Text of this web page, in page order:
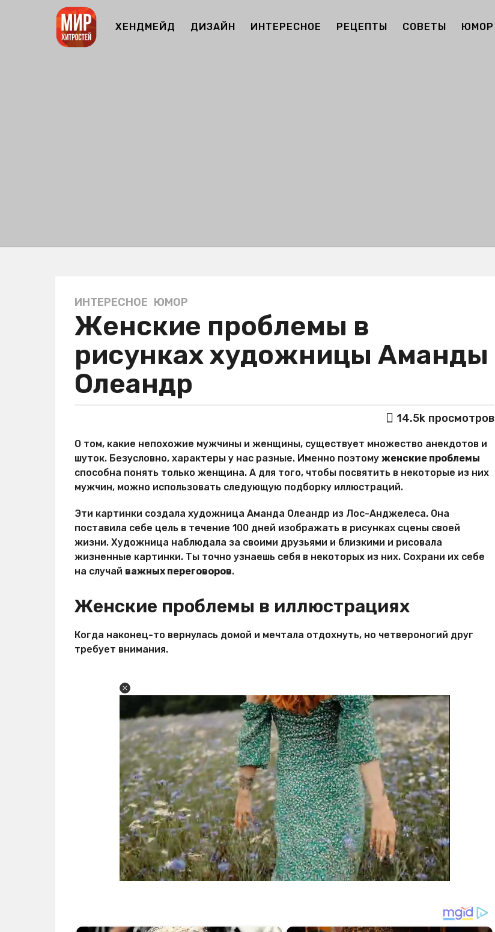
ХЕНДМЕЙД ДИЗАЙН ИНТЕРЕСНОЕ РЕЦЕПТЫ СОВЕТЫ ЮМОР
5
л
е
g
o
т
a
g
o
ИНТЕРЕСНОЕ ,ЮМОР
Женские проблемы в
рисунках художницы Аманды
Олеандр
т
о
р
и
Х
и
т
о
с
й
14.5k просмотров
О том, какие непохожие мужчины и женщины, существует множество анекдотов и
шуток. Безусловно, характеры у нас разные. Именно поэтому женские проблемы
способна понять только женщина. А для того, чтобы посвятить в некоторые из них
мужчин, можно использовать следующую подборку иллюстраций.
Эти картинки создала художница Аманда Олеандр из Лос-Анджелеса. Она
поставила себе цель в течение 100 дней изображать в рисунках сцены своей
жизни. Художница наблюдала за своими друзьями и близкими и рисовала
жизненные картинки. Ты точно узнаешь себя в некоторых из них. Сохрани их себе
на случай важных переговоров.
Женские проблемы в иллюстрациях
Когда наконец-то вернулась домой и мечтала отдохнуть, но четвероногий друг
требует внимания.